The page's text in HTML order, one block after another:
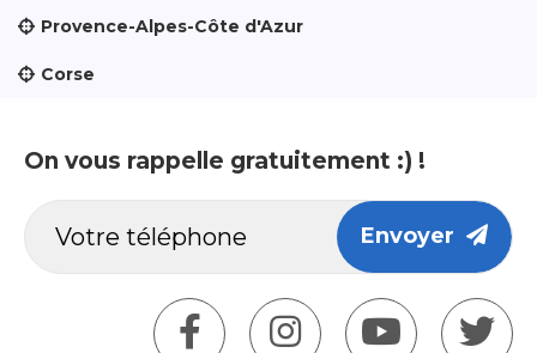
Provence-Alpes-Côte d'Azur
Corse
On vous rappelle gratuitement :) !
Envoyer